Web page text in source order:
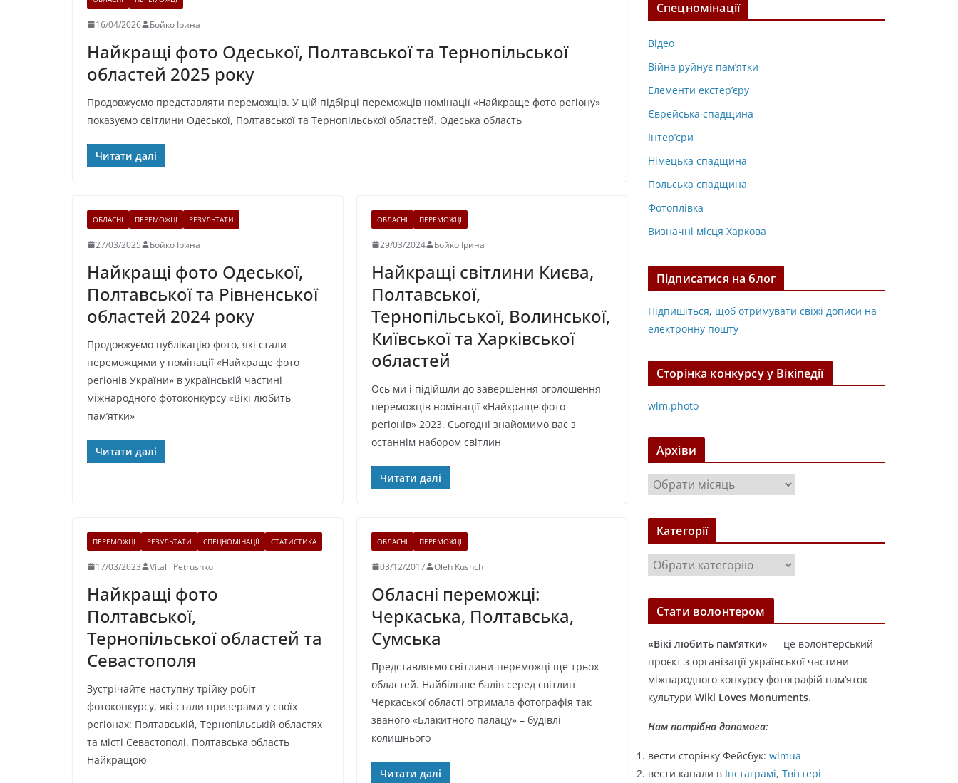
16/04/2026 Бойко Ірина
Найкращі фото Одеської, Полтавської та Тернопільської
областей 2025 року
Продовжуємо представляти переможців. У цій підбірці переможців номінації «Найкраще фото регіону»
показуємо світлини Одеської, Полтавської та Тернопільської областей. Одеська область
Читати далі
ОБЛАСНІ ПЕРЕМОЖЦІ РЕЗУЛЬТАТИ
27/03/2025 Бойко Ірина
Найкращі фото Одеської,
Полтавської та Рівненської
областей 2024 року
Продовжуємо публікацію фото, які стали
переможцями у номінації «Найкраще фото
регіонів України» в українській частині
міжнародного фотоконкурсу «Вікі любить
пам’ятки»
Читати далі
ОБЛАСНІ ПЕРЕМОЖЦІ
29/03/2024 Бойко Ірина
Найкращі світлини Києва,
Полтавської,
Тернопільської, Волинської,
Київської та Харківської
областей
Ось ми і підійшли до завершення оголошення
переможців номінації «Найкраще фото
регіонів» 2023. Сьогодні знайомимо вас з
останнім набором світлин
Читати далі
ПЕРЕМОЖЦІ РЕЗУЛЬТАТИ СПЕЦНОМІНАЦІЇ СТАТИСТИКА
17/03/2023 Vitalii Petrushko
Найкращі фото
Полтавської,
Тернопільської областей та
Севастополя
Зустрічайте наступну трійку робіт
фотоконкурсу, які стали призерами у своїх
регіонах: Полтавській, Тернопільській областях
та місті Севастополі. Полтавська область
Найкращою
ОБЛАСНІ ПЕРЕМОЖЦІ
03/12/2017 Oleh Kushch
Обласні переможці:
Черкаська, Полтавська,
Сумська
Представляємо світлини-переможці ще трьох
областей. Найбільше балів серед світлин
Черкаської області отримала фотографія так
званого «Блакитного палацу» – будівлі
колишнього
Читати далі
Спецномінації
Відео
Війна руйнує пам’ятки
Елементи екстер’єру
Єврейська спадщина
Інтер’єри
Німецька спадщина
Польська спадщина
Фотоплівка
Визначні місця Харкова
Підписатися на блог
Підпишіться, щоб отримувати свіжі дописи на
електронну пошту
Сторінка конкурсу у Вікіпедії
wlm.photo
Архіви
р
х
в
Категорії
а
т
о
р
і
ї
Стати волонтером
«Вікі любить пам’ятки» — це волонтерський
проєкт з організації української частини
міжнародного конкурсу фотографій пам’яток
культури Wiki Loves Monuments.
Нам потрібна допомога:
вести сторінку Фейсбук: wlmua
вести канали в Інстаграмі, Твіттері